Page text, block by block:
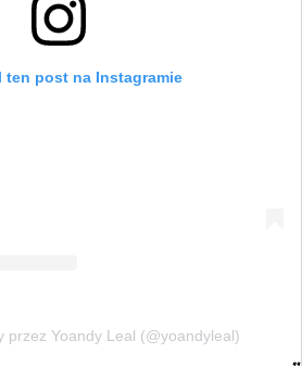
ten post na Instagramie
przez Yoandy Leal (@yoandyleal)